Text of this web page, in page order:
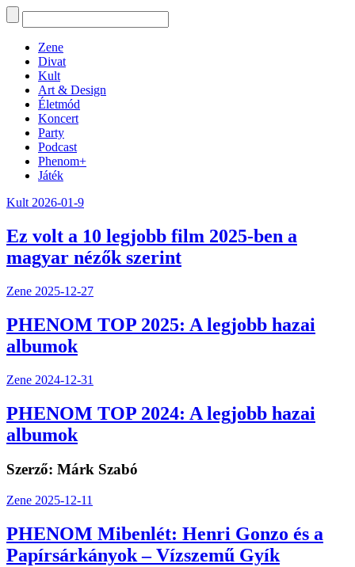
Zene
Divat
Kult
Art & Design
Életmód
Koncert
Party
Podcast
Phenom+
Játék
Kult 2026-01-9
Ez volt a 10 legjobb film 2025-ben a
magyar nézők szerint
Zene 2025-12-27
PHENOM TOP 2025: A legjobb hazai
albumok
Zene 2024-12-31
PHENOM TOP 2024: A legjobb hazai
albumok
Szerző: Márk Szabó
Zene 2025-12-11
PHENOM Mibenlét: Henri Gonzo és a
Papírsárkányok – Vízszemű Gyík